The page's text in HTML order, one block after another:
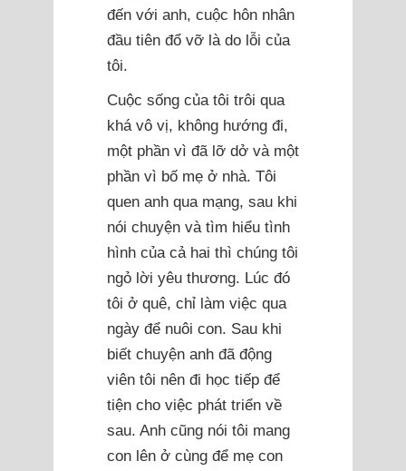
đến với anh, cuộc hôn nhân
đầu tiên đổ vỡ là do lỗi của
tôi.
Cuộc sống của tôi trôi qua
khá vô vị, không hướng đi,
một phần vì đã lỡ dở và một
phần vì bố mẹ ở nhà. Tôi
quen anh qua mạng, sau khi
nói chuyện và tìm hiểu tình
hình của cả hai thì chúng tôi
ngỏ lời yêu thương. Lúc đó
tôi ở quê, chỉ làm việc qua
ngày để nuôi con. Sau khi
biết chuyện anh đã động
viên tôi nên đi học tiếp để
tiện cho việc phát triển về
sau. Anh cũng nói tôi mang
con lên ở cùng để mẹ con